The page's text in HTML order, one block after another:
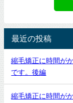
最近の投稿
縮毛矯正に時間が
です。後編
縮毛矯正に時間が